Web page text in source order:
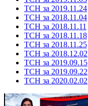
ТСН за 2019.11.24
ТСН за 2018.11.04
ТСН за 2018.11.11
ТСН за 2018.11.18
ТСН за 2018.11.25
ТСН за 2018.12.02
ТСН за 2019.09.15
ТСН за 2019.09.22
ТСН за 2020.02.02